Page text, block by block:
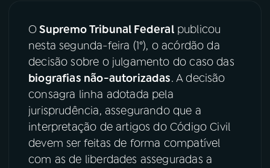
04PROGRAMAS
PODCASTS
06VIDEOCASTS
OSupremo Tribunal Federalpublicou
nesta segunda-feira (1°), o acórdão da
decisão sobre o julgamento do caso das
biografias não-autorizadas. A decisão
consagra linha adotada pela
jurisprudência, assegurando que a
interpretação de artigos do Código Civil
devem ser feitas de forma compatível
com as de liberdades asseguradas a